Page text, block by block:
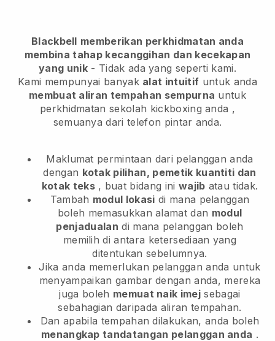
Blackbell memberikan perkhidmatan anda
membina tahap kecanggihan dan kecekapan
yang unik- Tidak ada yang seperti kami.
Kami mempunyai banyak alat intuitif untuk anda
membuat aliran tempahan sempurna untuk
perkhidmatan sekolah kickboxing anda ,
semuanya dari telefon pintar anda.
Maklumat permintaan dari pelanggan anda
dengan kotak pilihan, pemetik kuantiti dan
kotak teks, buat bidang ini wajib atau tidak.
Tambah modul lokasi di mana pelanggan
boleh memasukkan alamat dan modul
penjadualan di mana pelanggan boleh
memilih di antara ketersediaan yang
ditentukan sebelumnya.
Jika anda memerlukan pelanggan anda untuk
menyampaikan gambar dengan anda, mereka
juga boleh memuat naik imej sebagai
sebahagian daripada aliran tempahan.
Dan apabila tempahan dilakukan, anda boleh
menangkap tandatangan pelanggan anda .